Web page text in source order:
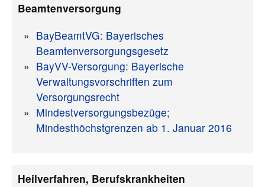
Beamtenversorgung
BayBeamtVG: Bayerisches
Beamtenversorgungsgesetz
BayVV-Versorgung: Bayerische
Verwaltungsvorschriften zum
Versorgungsrecht
Mindestversorgungsbezüge;
Mindesthöchstgrenzen ab 1. Januar 2016
Heilverfahren, Berufskrankheiten